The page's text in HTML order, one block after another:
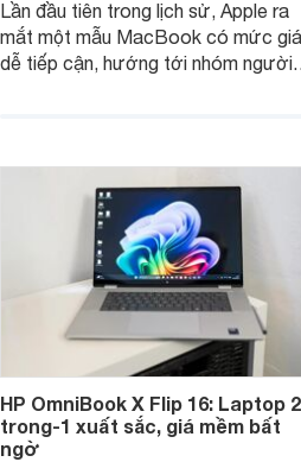
Lần đầu tiên trong lịch sử, Apple ra
mắt một mẫu MacBook có mức giá
dễ tiếp cận, hướng tới nhóm người
hút sự quan tâm lớn từ thị trường.
HP OmniBook X Flip 16: Laptop
trong-1 xuất sắc, giá mềm bất
ngờ